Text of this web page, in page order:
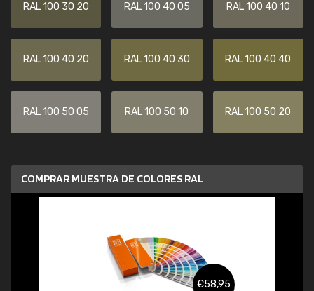
RAL 100 30 20 RAL 100 40 05 RAL 100 40 10
RAL 100 40 20 RAL 100 40 30 RAL 100 40 40
RAL 100 50 05 RAL 100 50 10 RAL 100 50 20
COMPRAR MUESTRA DE COLORES RAL
€58,95